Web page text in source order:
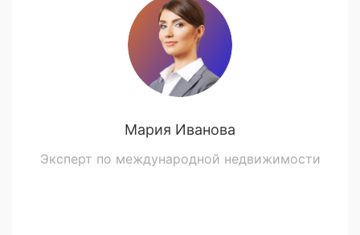
Мария Иванова
Эксперт по международной недвижимости